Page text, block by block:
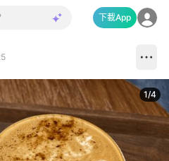
下載App
1/4